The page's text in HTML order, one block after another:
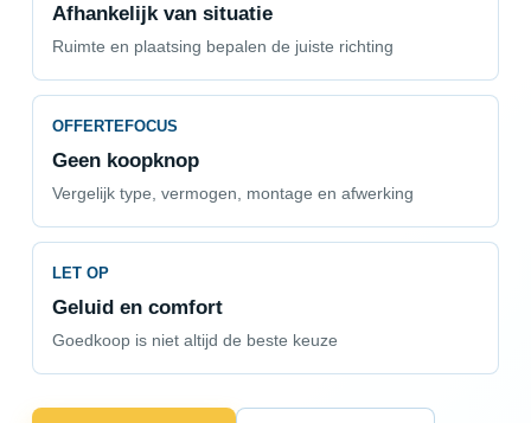
Afhankelijk van situatie
Ruimte en plaatsing bepalen de juiste richting
OFFERTEFOCUS
Geen koopknop
Vergelijk type, vermogen, montage en afwerking
LET OP
Geluid en comfort
Goedkoop is niet altijd de beste keuze